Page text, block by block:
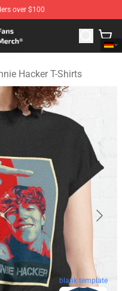
over $100
Vinnie Hacker Merchandise
Hacker T-Shirts
blank template